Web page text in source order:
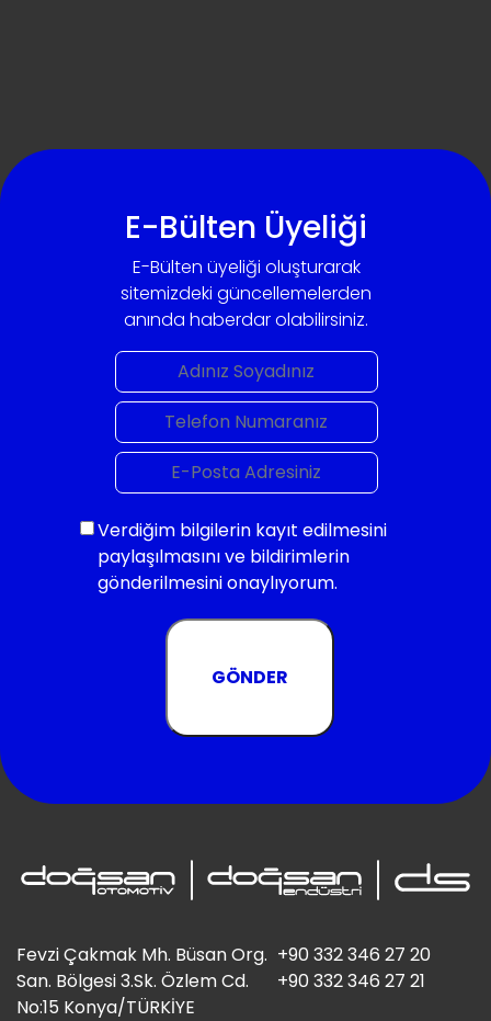
E-Bülten Üyeliği
E-Bülten üyeliği oluşturarak
sitemizdeki güncellemelerden
anında haberdar olabilirsiniz.
GÖNDER
Verdiğim bilgilerin kayıt edilmesini
paylaşılmasını ve bildirimlerin
gönderilmesini onaylıyorum.
Fevzi Çakmak Mh. Büsan Org.
San. Bölgesi 3.Sk. Özlem Cd.
No:15 Konya/TÜRKİYE
+90 332 346 27 20
+90 332 346 27 21